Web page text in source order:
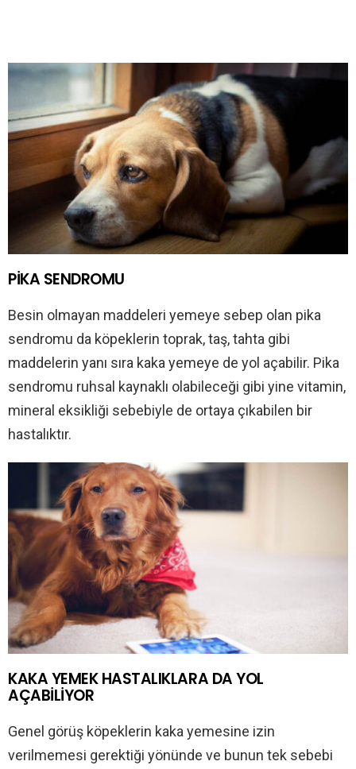
PİKA SENDROMU
Besin olmayan maddeleri yemeye sebep olan pika
sendromu da köpeklerin toprak, taş, tahta gibi
maddelerin yanı sıra kaka yemeye de yol açabilir. Pika
sendromu ruhsal kaynaklı olabileceği gibi yine vitamin,
mineral eksikliği sebebiyle de ortaya çıkabilen bir
hastalıktır.
KAKA YEMEK HASTALIKLARA DA YOL
AÇABİLİYOR
Genel görüş köpeklerin kaka yemesine izin
verilmemesi gerektiği yönünde ve bunun tek sebebi